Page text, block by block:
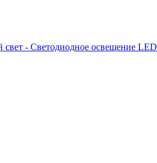
- Светодиодное освещение LED